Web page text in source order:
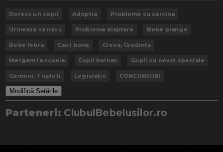
Doresc un copil Adoptia Probleme cu sarcina
Urmeaza sa nasc Probleme alaptare Bebe plange
Bebe febra Caut bona Cresa, Gradinta
Mergem la scoala Copil bolnav Copii cu nevoi speciale
Gemeni, Tripleti Legislativ CONCURSURI
Modifică Setările
Parteneri: ClubulBebelusilor.ro